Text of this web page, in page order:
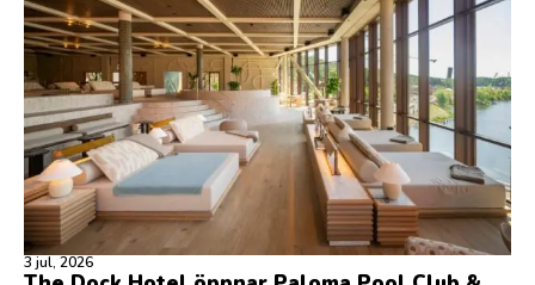
3 jul, 2026